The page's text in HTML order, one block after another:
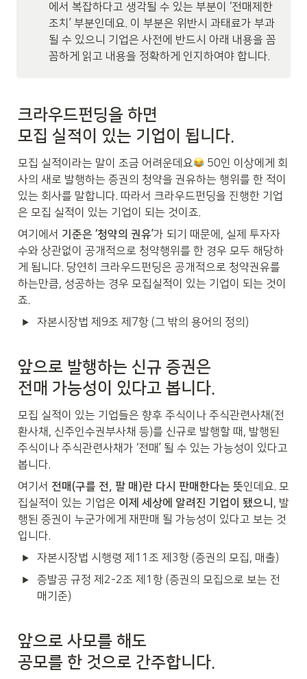
에서 복잡하다고 생각될 수 있는 부분이 ‘전매제한
조치’ 부분인데요. 이 부분은 위반시 과태료가 부과
될 수 있으니 기업은 사전에 반드시 아래 내용을 꼼
꼼하게 읽고 내용을 정확하게 인지하여야 합니다.
크라우드펀딩을 하면
모집 실적이 있는 기업이 됩니다.
모집 실적이라는 말이 조금 어려운데요
50인 이상에게 회
사의 새로 발행하는 증권의 청약을 권유하는 행위를 한 적이
있는 회사를 말합니다. 따라서 크라우드펀딩을 진행한 기업
은 모집 실적이 있는 기업이 되는 것이죠.
여기에서 기준은 ‘청약의 권유’가 되기 때문에, 실제 투자자
수와 상관없이 공개적으로 청약행위를 한 경우 모두 해당하
게 됩니다. 당연히 크라우드펀딩은 공개적으로 청약권유를
하는만큼, 성공하는 경우 모집실적이 있는 기업이 되는 것이
죠.
자본시장법 제9조 제7항 (그 밖의 용어의 정의)
앞으로 발행하는 신규 증권은
전매 가능성이 있다고 봅니다.
모집 실적이 있는 기업들은 향후 주식이나 주식관련사채(전
환사채, 신주인수권부사채 등)를 신규로 발행할 때, 발행된
주식이나 주식관련사채가 ‘전매’ 될 수 있는 가능성이 있다고
봅니다.
여기서 전매(구를 전, 팔 매)란 다시 판매한다는 뜻인데요. 모
집실적이 있는 기업은 이제 세상에 알려진 기업이 됐으니 , 발
행된 증권이 누군가에게 재판매 될 가능성이 있다고 보는 것
입니다.
자본시장법 시행령 제11조 제3항 (증권의 모집, 매출)
증발공 규정 제2-2조 제1항 (증권의 모집으로 보는 전
매기준)
앞으로 사모를 해도
공모를 한 것으로 간주합니다.